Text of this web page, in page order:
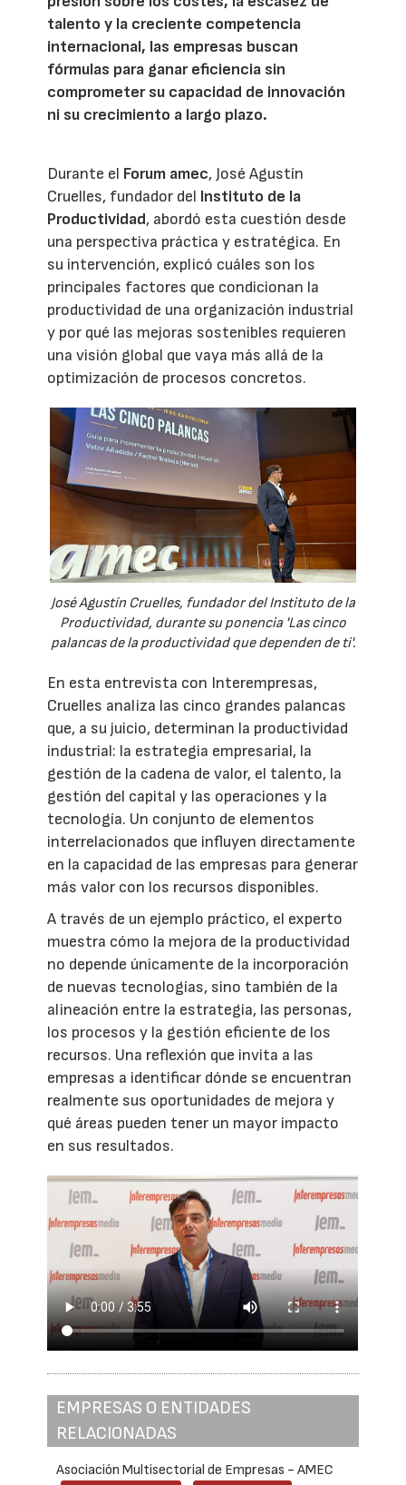
talento y la creciente competencia
internacional, las empresas buscan
fórmulas para ganar eficiencia sin
comprometer su capacidad de innovación
ni su crecimiento a largo plazo.
Durante el Forum amec, José Agustín
Cruelles, fundador del Instituto de la
Productividad, abordó esta cuestión desde
una perspectiva práctica y estratégica. En
su intervención, explicó cuáles son los
principales factores que condicionan la
productividad de una organización industrial
y por qué las mejoras sostenibles requieren
una visión global que vaya más allá de la
optimización de procesos concretos.
José Agustín Cruelles, fundador del Instituto de la
Productividad, durante su ponencia 'Las cinco
palancas de la productividad que dependen de ti'.
En esta entrevista con Interempresas,
Cruelles analiza las cinco grandes palancas
que, a su juicio, determinan la productividad
industrial: la estrategia empresarial, la
gestión de la cadena de valor, el talento, la
gestión del capital y las operaciones y la
tecnología. Un conjunto de elementos
interrelacionados que influyen directamente
en la capacidad de las empresas para generar
más valor con los recursos disponibles.
A través de un ejemplo práctico, el experto
muestra cómo la mejora de la productividad
no depende únicamente de la incorporación
de nuevas tecnologías, sino también de la
alineación entre la estrategia, las personas,
los procesos y la gestión eficiente de los
recursos. Una reflexión que invita a las
empresas a identificar dónde se encuentran
realmente sus oportunidades de mejora y
qué áreas pueden tener un mayor impacto
en sus resultados.
EMPRESAS O ENTIDADES
RELACIONADAS
Asociación Multisectorial de Empresas - AMEC